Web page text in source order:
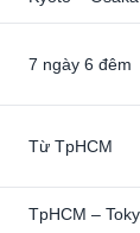
7 ngày 6 đêm
Từ TpHCM
TpHCM –